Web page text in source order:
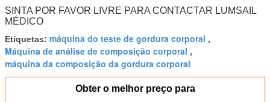
SINTA POR FAVOR LIVRE PARA CONTACTAR LUMSAIL
MÉDICO
Etiquetas: máquina do teste de gordura corporal ,
Máquina de análise de composição corporal ,
máquina da composição da gordura corporal
Obter o melhor preço para